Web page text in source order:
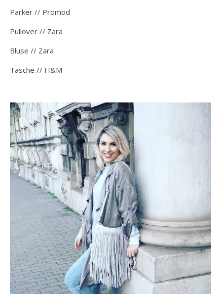
Parker // Promod
Pullover // Zara
Bluse // Zara
Tasche // H&M